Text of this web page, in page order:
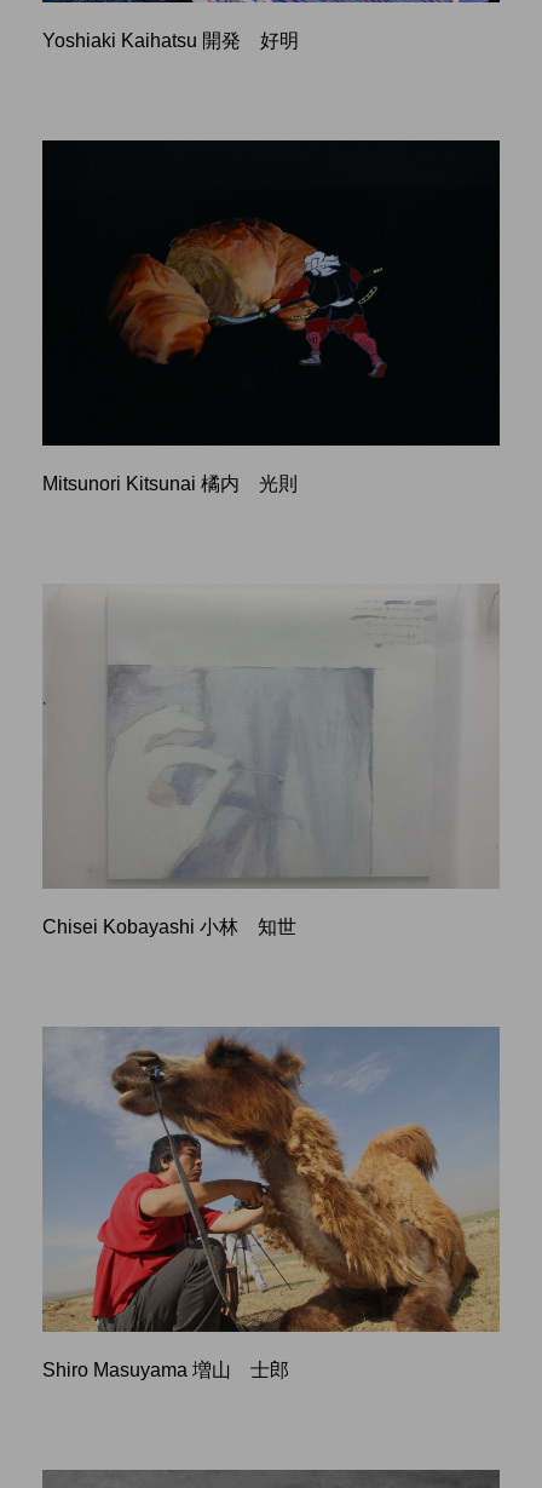
Yoshiaki Kaihatsu 開発 好明
Mitsunori Kitsunai 橘内 光則
Chisei Kobayashi 小林 知世
Shiro Masuyama 増山 士郎